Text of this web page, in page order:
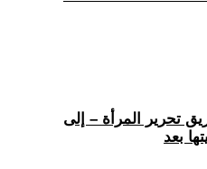
تحرير المرأة – إلى
بعد